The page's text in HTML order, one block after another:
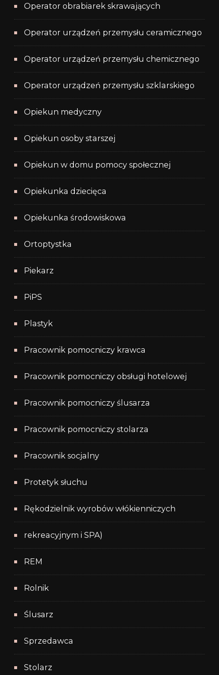
Operator obrabiarek skrawających
Operator urządzeń przemysłu ceramicznego
Operator urządzeń przemysłu chemicznego
Operator urządzeń przemysłu szklarskiego
Opiekun medyczny
Opiekun osoby starszej
Opiekun w domu pomocy społecznej
Opiekunka dziecięca
Opiekunka środowiskowa
Ortoptystka
Piekarz
PiPS
Plastyk
Pracownik pomocniczy krawca
Pracownik pomocniczy obsługi hotelowej
Pracownik pomocniczy ślusarza
Pracownik pomocniczy stolarza
Pracownik socjalny
Protetyk słuchu
Rękodzielnik wyrobów włókienniczych
rekreacyjnym i SPA)
REM
Rolnik
Ślusarz
Sprzedawca
Stolarz